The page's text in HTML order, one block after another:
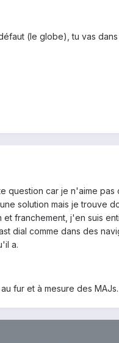
(le globe), tu vas
question car je n'aime
solution mais je trouve
franchement, j'en suis
dial comme dans des
a.
fur et à mesure des MAJs.